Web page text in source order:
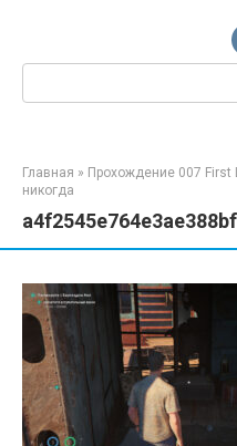
Поиск:
Главная » Прохождение 007 First
никогда